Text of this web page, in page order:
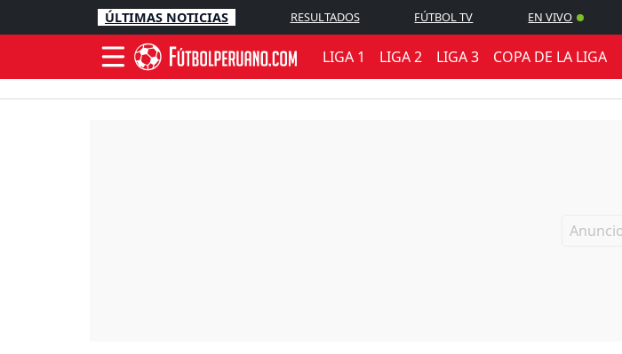
ÚLTIMAS NOTICIAS RESULTADOS FÚTBOL TV EN VIVO
LIGA 1 LIGA 2 LIGA 3 COPA DE LA LIGA